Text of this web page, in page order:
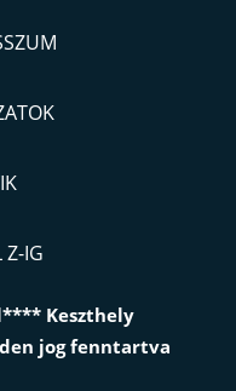
Z-IG
Keszthely
jog fenntartva